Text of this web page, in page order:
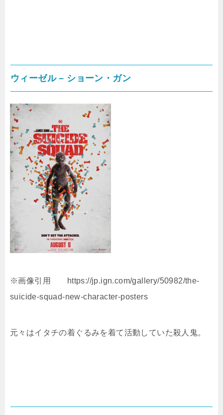
ウィーゼル – ショーン・ガン
※画像引用 https://jp.ign.com/gallery/50982/the-
suicide-squad-new-character-posters
元々はイタチの着ぐるみを着て活動していた殺人鬼。